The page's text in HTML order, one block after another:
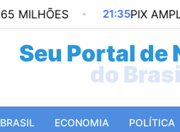
21:35PIX AMPLIA
Seu Portal de
do
BRASIL ECONOMIA POLÍTICA